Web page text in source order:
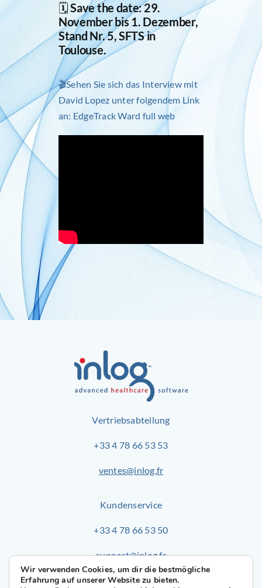
🗓️Save the date: 29.
November bis 1. Dezember,
Stand Nr. 5, SFTS in
Toulouse.
🎬Sehen Sie sich das Interview mit
David Lopez unter folgendem Link
an: EdgeTrack Ward full web
Vertriebsabteilung
+33 4 78 66 53 53
ventes@inlog.fr
Kundenservice
+33 4 78 66 53 50
support@inlog.fr
Wir verwenden Cookies, um dir die bestmögliche
Erfahrung auf unserer Website zu bieten.